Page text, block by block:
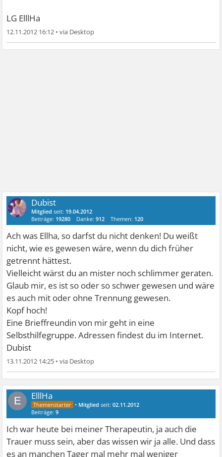
LG ElllHa
12.11.2012 16:12 •
Dubist
Mitglied seit: 19.04.2012
Beiträge: 19280 Danke:912 Themen: 120
Ach was Ellha, so darfst du nicht denken! Du weißt
nicht, wie es gewesen wäre, wenn du dich früher
getrennt hättest.
Vielleicht wärst du an mister noch schlimmer geraten.
Glaub mir, es ist so oder so schwer gewesen und wäre
es auch mit oder ohne Trennung gewesen.
Kopf hoch!
Eine Brieffreundin von mir geht in eine
Selbsthilfegruppe. Adressen findest du im Internet.
Dubist
13.11.2012 14:25 •
E ElllHa
• Mitglied seit:02.11.2012
Beiträge:9
Ich war heute bei meiner Therapeutin, ja auch die
Trauer muss sein, aber das wissen wir ja alle. Und dass
es an manchen Tager mal mehr mal weniger